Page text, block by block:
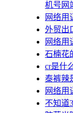
机号网
网络用
外贸出
网络用
石楠花
cr是什
泰裤辣
网络用
不知道